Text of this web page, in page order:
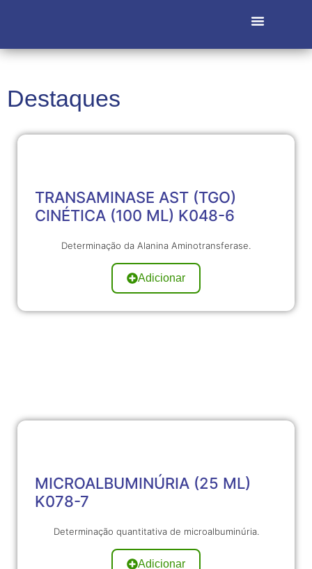
Destaques
TRANSAMINASE AST (TGO)
CINÉTICA (100 ML) K048-6
Determinação da Alanina Aminotransferase.
Adicionar
MICROALBUMINÚRIA (25 ML)
K078-7
Determinação quantitativa de microalbuminúria.
Adicionar